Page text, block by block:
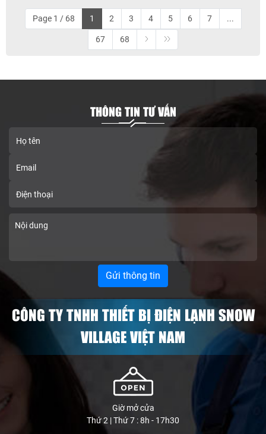
Page 1 / 68 1 2 3 4 5 6 7 ...
67 68
THÔNG TIN TƯ VẤN
CÔNG TY TNHH THIẾT BỊ ĐIỆN LẠNH SNOW
VILLAGE VIỆT NAM
Giờ mở cửa
Thứ 2 | Thứ 7 : 8h - 17h30